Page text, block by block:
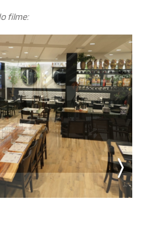
filme: